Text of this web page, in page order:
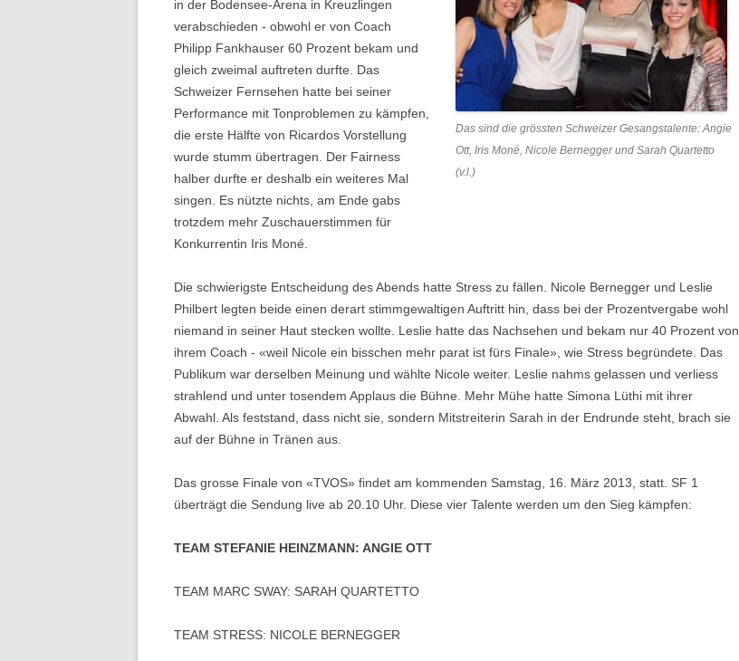
Das sind die grössten Schweizer Gesangstalente: Angie
Ott, Iris Moné, Nicole Bernegger und Sarah Quartetto
(v.l.)
in der Bodensee-Arena in Kreuzlingen
verabschieden - obwohl er von Coach
Philipp Fankhauser 60 Prozent bekam und
gleich zweimal auftreten durfte. Das
Schweizer Fernsehen hatte bei seiner
Performance mit Tonproblemen zu kämpfen,
die erste Hälfte von Ricardos Vorstellung
wurde stumm übertragen. Der Fairness
halber durfte er deshalb ein weiteres Mal
singen. Es nützte nichts, am Ende gabs
trotzdem mehr Zuschauerstimmen für
Konkurrentin Iris Moné.
Die schwierigste Entscheidung des Abends hatte Stress zu fällen. Nicole Bernegger und Leslie
Philbert legten beide einen derart stimmgewaltigen Auftritt hin, dass bei der Prozentvergabe wohl
niemand in seiner Haut stecken wollte. Leslie hatte das Nachsehen und bekam nur 40 Prozent von
ihrem Coach - «weil Nicole ein bisschen mehr parat ist fürs Finale», wie Stress begründete. Das
Publikum war derselben Meinung und wählte Nicole weiter. Leslie nahms gelassen und verliess
strahlend und unter tosendem Applaus die Bühne. Mehr Mühe hatte Simona Lüthi mit ihrer
Abwahl. Als feststand, dass nicht sie, sondern Mitstreiterin Sarah in der Endrunde steht, brach sie
auf der Bühne in Tränen aus.
Das grosse Finale von «TVOS» findet am kommenden Samstag, 16. März 2013, statt. SF 1
überträgt die Sendung live ab 20.10 Uhr. Diese vier Talente werden um den Sieg kämpfen:
TEAM STEFANIE HEINZMANN: ANGIE OTT
TEAM MARC SWAY: SARAH QUARTETTO
TEAM STRESS: NICOLE BERNEGGER